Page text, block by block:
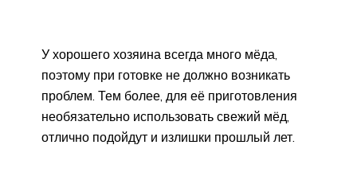
У хорошего хозяина всегда много мёда,
поэтому при готовке не должно возникать
проблем. Тем более, для её приготовления
необязательно использовать свежий мёд,
отлично подойдут и излишки прошлый лет.